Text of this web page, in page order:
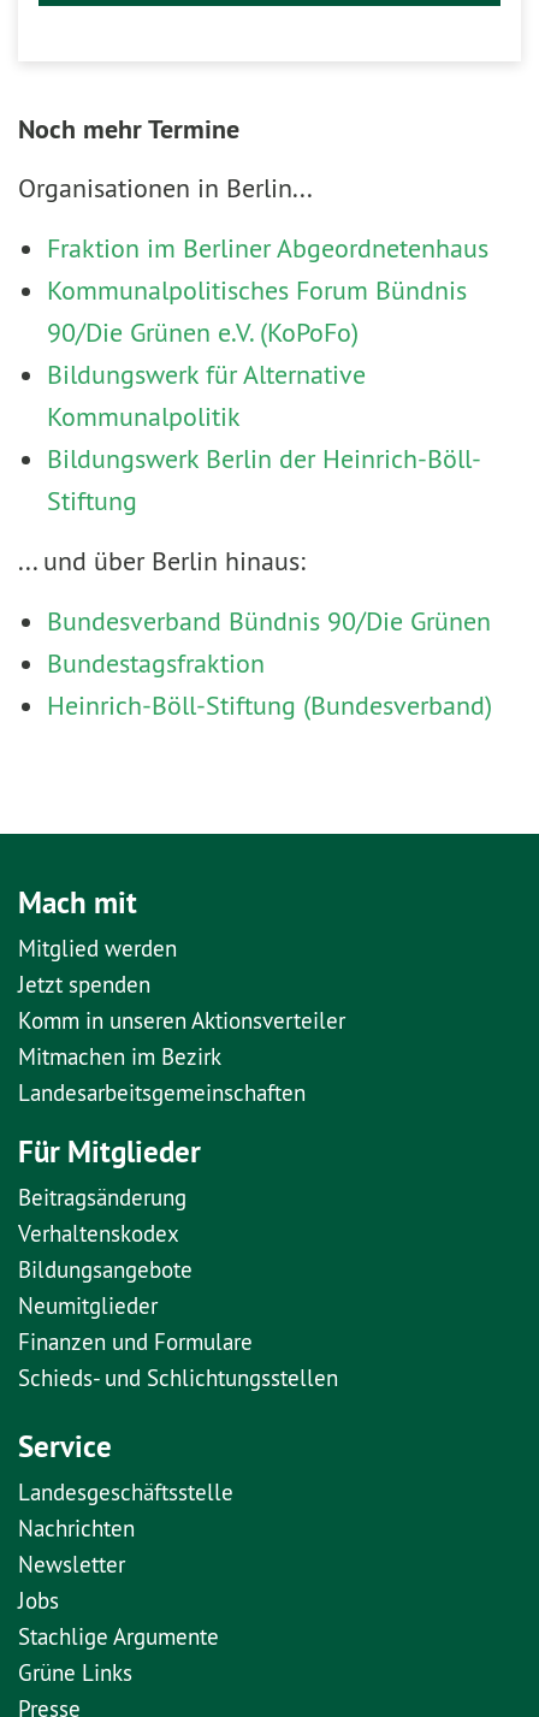
Noch mehr Termine
Organisationen in Berlin...
Fraktion im Berliner Abgeordnetenhaus
Kommunalpolitisches Forum Bündnis
90/Die Grünen e.V. (KoPoFo)
Bildungswerk für Alternative
Kommunalpolitik
Bildungswerk Berlin der Heinrich-Böll-
Stiftung
... und über Berlin hinaus:
Bundesverband Bündnis 90/Die Grünen
Bundestagsfraktion
Heinrich-Böll-Stiftung (Bundesverband)
Mach mit
Mitglied werden
Jetzt spenden
Komm in unseren Aktionsverteiler
Mitmachen im Bezirk
Landesarbeitsgemeinschaften
Für Mitglieder
Beitragsänderung
Verhaltenskodex
Bildungsangebote
Neumitglieder
Finanzen und Formulare
Schieds- und Schlichtungsstellen
Service
Landesgeschäftsstelle
Nachrichten
Newsletter
Jobs
Stachlige Argumente
Grüne Links
Presse